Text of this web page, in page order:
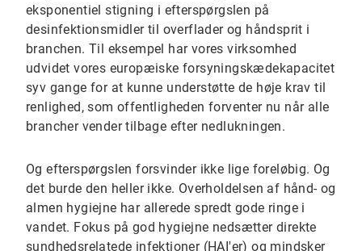
eksponentiel stigning i efterspørgslen på
desinfektionsmidler til overflader og håndsprit i
branchen. Til eksempel har vores virksomhed
udvidet vores europæiske forsyningskædekapacitet
syv gange for at kunne understøtte de høje krav til
renlighed, som offentligheden forventer nu når alle
brancher vender tilbage efter nedlukningen.
Og efterspørgslen forsvinder ikke lige foreløbig. Og
det burde den heller ikke. Overholdelsen af hånd- og
almen hygiejne har allerede spredt gode ringe i
vandet. Fokus på god hygiejne nedsætter direkte
sundhedsrelatede infektioner (HAI'er) og mindsker